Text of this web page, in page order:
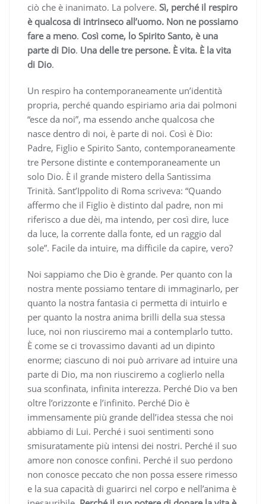
ciò che è inanimato. La polvere. Sì, perché il respiro
è qualcosa di intrinseco all’uomo. Non ne possiamo
fare a meno. Così come, lo Spirito Santo, è una
parte di Dio. Una delle tre persone. È vita. È la vita
di Dio.
Un respiro ha contemporaneamente un’identità
propria, perché quando espiriamo aria dai polmoni
“esce da noi”, ma essendo anche qualcosa che
nasce dentro di noi, è parte di noi. Così è Dio:
Padre, Figlio e Spirito Santo, contemporaneamente
tre Persone distinte e contemporaneamente un
solo Dio. È il grande mistero della Santissima
Trinità. Sant’Ippolito di Roma scriveva: “Quando
affermo che il Figlio è distinto dal padre, non mi
riferisco a due dèi, ma intendo, per così dire, luce
da luce, la corrente dalla fonte, ed un raggio dal
sole”. Facile da intuire, ma difficile da capire, vero?
Noi sappiamo che Dio è grande. Per quanto con la
nostra mente possiamo tentare di immaginarlo, per
quanto la nostra fantasia ci permetta di intuirlo e
per quanto la nostra anima brilli della sua stessa
luce, noi non riusciremo mai a contemplarlo tutto.
È come se ci trovassimo davanti ad un dipinto
enorme; ciascuno di noi può arrivare ad intuire una
parte di Dio, ma non riusciremo a coglierlo nella
sua sconfinata, infinita interezza. Perché Dio va ben
oltre l’orizzonte e l’infinito. Perché Dio è
immensamente più grande dell’idea stessa che noi
abbiamo di Lui. Perché i suoi sentimenti sono
smisuratamente più intensi dei nostri. Perché il suo
amore non conosce confini. Perché il suo perdono
non conosce peccato che non possa essere rimesso
e la sua capacità di guarirci nel corpo e nell’anima è